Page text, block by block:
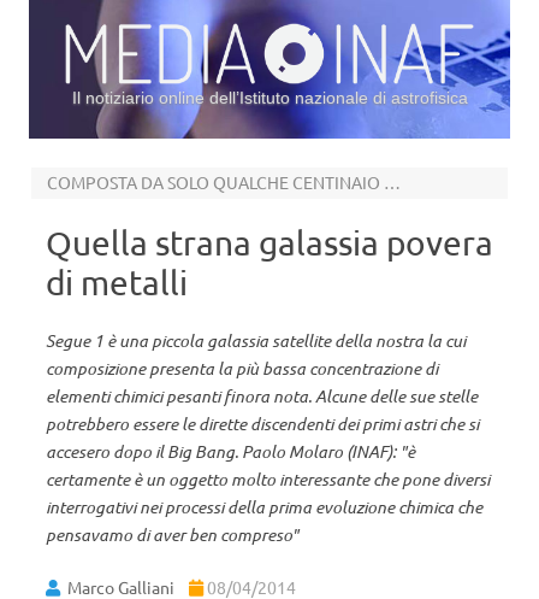
Il notiziario online dell’Istituto nazionale di astrofisica
COMPOSTA DA SOLO QUALCHE CENTINAIO DI STELLE
Quella strana galassia povera
di metalli
Segue 1 è una piccola galassia satellite della nostra la cui
composizione presenta la più bassa concentrazione di
elementi chimici pesanti finora nota. Alcune delle sue stelle
potrebbero essere le dirette discendenti dei primi astri che si
accesero dopo il Big Bang. Paolo Molaro (INAF): "è
certamente è un oggetto molto interessante che pone diversi
interrogativi nei processi della prima evoluzione chimica che
pensavamo di aver ben compreso"
Marco Galliani 08/04/2014